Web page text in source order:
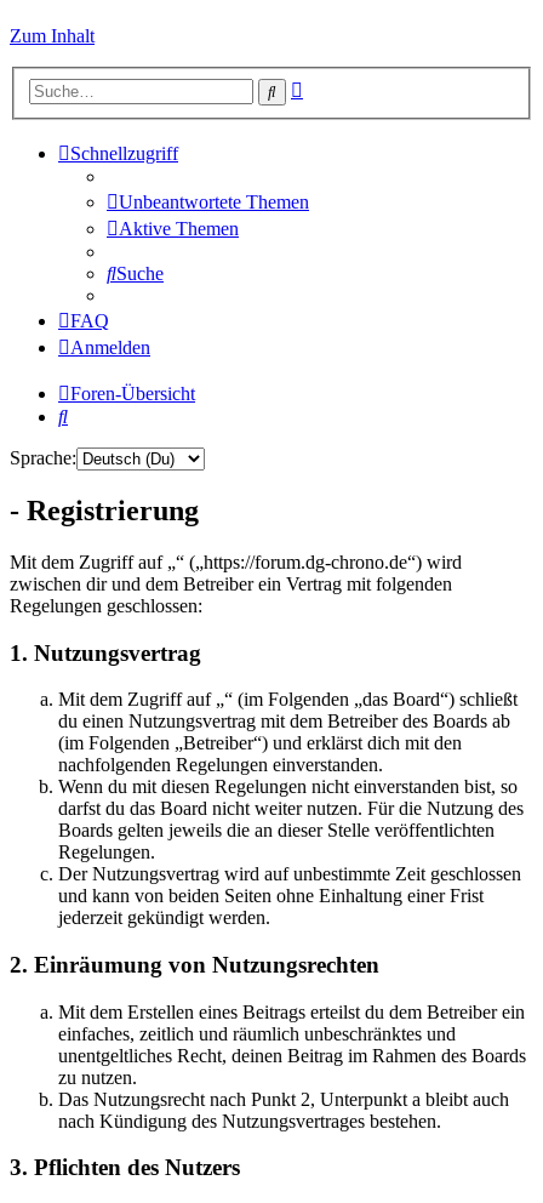
Zum Inhalt
Suche
Schnellzugriff
Unbeantwortete Themen
Aktive Themen
Suche
FAQ
Anmelden
Foren-Übersicht
Suche
Sprache:
- Registrierung
Mit dem Zugriff auf „“ („https://forum.dg-chrono.de“) wird
zwischen dir und dem Betreiber ein Vertrag mit folgenden
Regelungen geschlossen:
1. Nutzungsvertrag
Mit dem Zugriff auf „“ (im Folgenden „das Board“) schließt
du einen Nutzungsvertrag mit dem Betreiber des Boards ab
(im Folgenden „Betreiber“) und erklärst dich mit den
nachfolgenden Regelungen einverstanden.
Wenn du mit diesen Regelungen nicht einverstanden bist, so
darfst du das Board nicht weiter nutzen. Für die Nutzung des
Boards gelten jeweils die an dieser Stelle veröffentlichten
Regelungen.
Der Nutzungsvertrag wird auf unbestimmte Zeit geschlossen
und kann von beiden Seiten ohne Einhaltung einer Frist
jederzeit gekündigt werden.
2. Einräumung von Nutzungsrechten
Mit dem Erstellen eines Beitrags erteilst du dem Betreiber ein
einfaches, zeitlich und räumlich unbeschränktes und
unentgeltliches Recht, deinen Beitrag im Rahmen des Boards
zu nutzen.
Das Nutzungsrecht nach Punkt 2, Unterpunkt a bleibt auch
nach Kündigung des Nutzungsvertrages bestehen.
3. Pflichten des Nutzers